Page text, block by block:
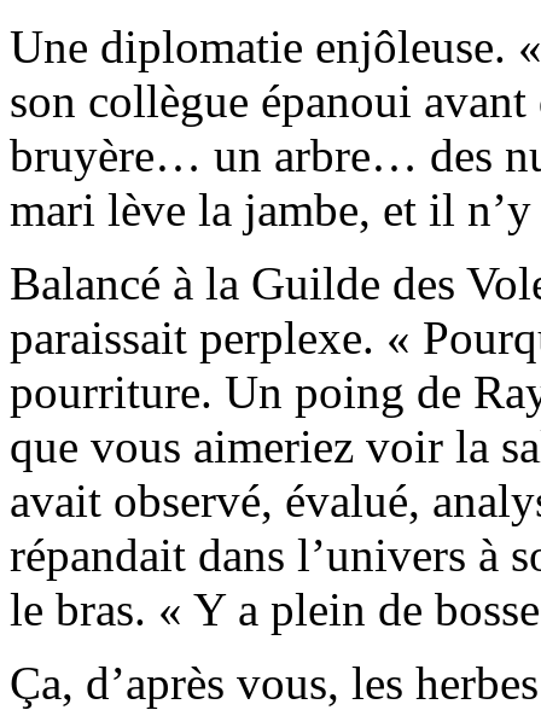
Une diplomatie enjôleuse.
son collègue épanoui
bruyère… un arbre… des
mari lève la jambe, et il
Balancé à la Guilde des
paraissait perplexe. «
pourriture. Un poing de
que vous aimeriez voir la
avait observé, évalué,
répandait dans l’univers à
le bras. « Y a plein de
Ça, d’après vous, les